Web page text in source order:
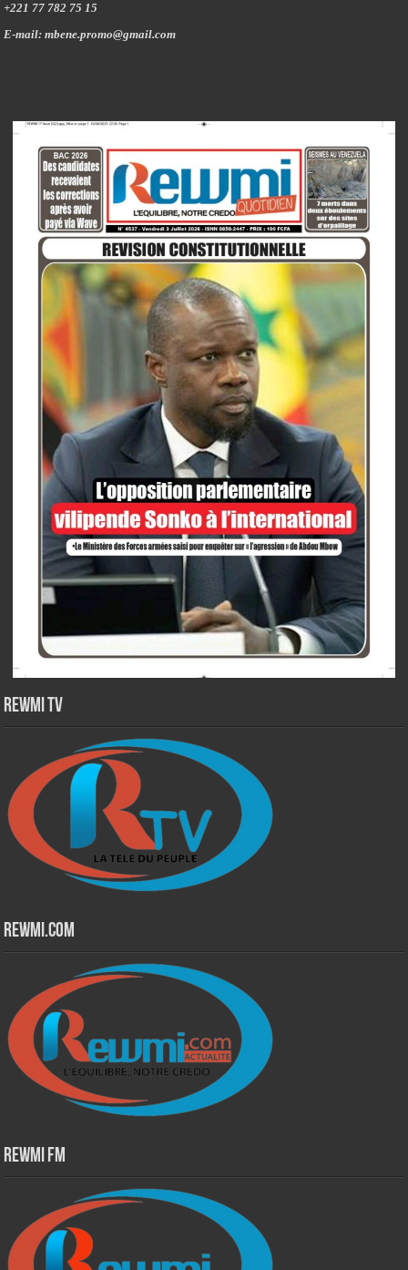
+221 77 782 75 15
E-mail: mbene.promo@gmail.com
Rewmi TV
Rewmi.Com
Rewmi Fm